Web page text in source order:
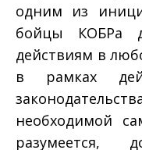
одним из
бойцы КОБРа
действиям в
в рамках
необходимой
разумеется,